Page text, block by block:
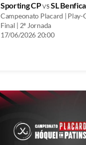
Sporting CPvsSL Benfica
Campeonato Placard | Play-
Final | 2ª Jornada
17/06/2026 20:00